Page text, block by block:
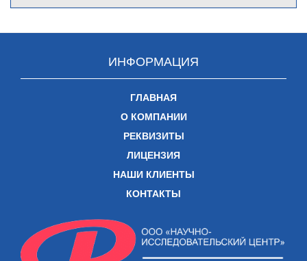
ИНФОРМАЦИЯ
ГЛАВНАЯ
О КОМПАНИИ
РЕКВИЗИТЫ
ЛИЦЕНЗИЯ
НАШИ КЛИЕНТЫ
КОНТАКТЫ